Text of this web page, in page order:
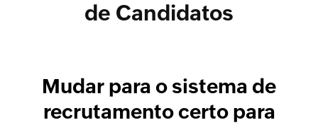
de Candidatos
Mudar para o sistema de
recrutamento certo para